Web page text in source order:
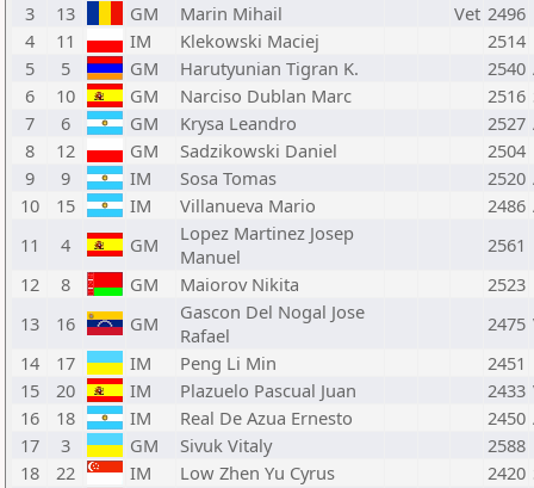
3
13 GM Marin Mihail Vet 2496
4
11 IM Klekowski Maciej 2514
5
5 GM Harutyunian Tigran K. 2540
6
10 GM Narciso Dublan Marc 2516
7
6 GM Krysa Leandro 2527
8
12 GM Sadzikowski Daniel 2504
9
9 IM Sosa Tomas 2520
10
15 IM Villanueva Mario 2486
11
4 GM
Lopez Martinez Josep
Manuel
2561
12
8 GM Maiorov Nikita 2523
13
16 GM
Gascon Del Nogal Jose
Rafael
2475
14
17 IM Peng Li Min 2451
15
20 IM Plazuelo Pascual Juan 2433
16
18 IM Real De Azua Ernesto 2450
17
3 GM Sivuk Vitaly 2588
18
22 IM Low Zhen Yu Cyrus 2420